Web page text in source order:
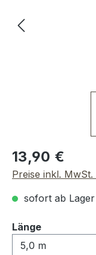
Regulärer Preis:
13,90 €
Preise inkl.
sofort ab
Längeauswählen